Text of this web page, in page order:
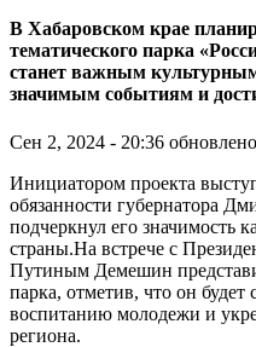
В Хабаровском крае
тематического парка
станет важным
значимым событиям и
Сен 2, 2024 - 20:36
Инициатором проекта
обязанности губернатора
подчеркнул его значимость
страны.На встрече с
Путиным Демешин
парка, отметив, что он будет
воспитанию молодежи и
региона.